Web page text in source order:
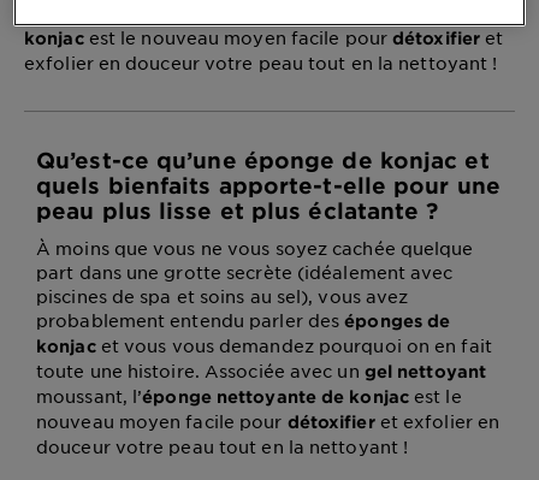
konjacest le nouveau moyen facile pourdétoxifier et
exfolier en douceur votre peau tout en la nettoyant !
Qu’est-ce qu’une éponge de konjac et
quels bienfaits apporte-t-elle pour une
peau plus lisse et plus éclatante ?
À moins que vous ne vous soyez cachée quelque
part dans une grotte secrète (idéalement avec
piscines de spa et soins au sel), vous avez
probablement entendu parler deséponges de
konjacet vous vous demandez pourquoi on en fait
toute une histoire. Associée avec un gel nettoyant
moussant, l’éponge nettoyante de konjacest le
nouveau moyen facile pour détoxifieret exfolier en
douceur votre peau tout en la nettoyant !